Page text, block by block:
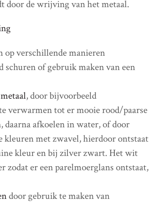
door de wrijving van het metaal.
op verschillende manieren
schuren of gebruik maken van een
, door bijvoorbeeld
verwarmen tot er mooie rood/paarse
daarna afkoelen in water, of door
kleuren metzwavel, hierdoor ontstaat
kleur en bij zilver zwart. Het wit
zodat er een parelmoerglans ontstaat,
door gebruik te maken van